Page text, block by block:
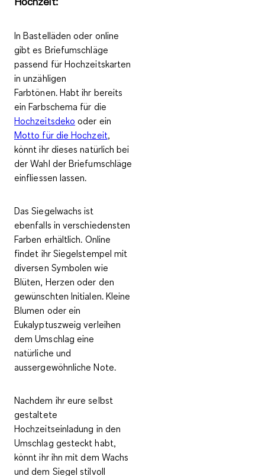
In Bastelläden oder online
gibt es Briefumschläge
passend für Hochzeitskarten
in unzähligen
Farbtönen. Habt ihr bereits
ein Farbschema für die
Hochzeitsdeko oder ein
Motto für die Hochzeit,
könnt ihr dieses natürlich bei
der Wahl der Briefumschläge
einfliessen lassen.
DasSiegelwachs ist
ebenfalls in verschiedensten
Farben erhältlich. Online
findet ihr Siegelstempel mit
diversen Symbolen wie
Blüten, Herzen oder den
gewünschten Initialen. Kleine
Blumen oder ein
Eukalyptuszweig verleihen
dem Umschlag eine
natürliche und
aussergewöhnliche Note.
Nachdem ihr eure selbst
gestaltete
Hochzeitseinladung in den
Umschlag gesteckt habt,
könnt ihr ihn mit dem Wachs
und dem Siegel stilvoll